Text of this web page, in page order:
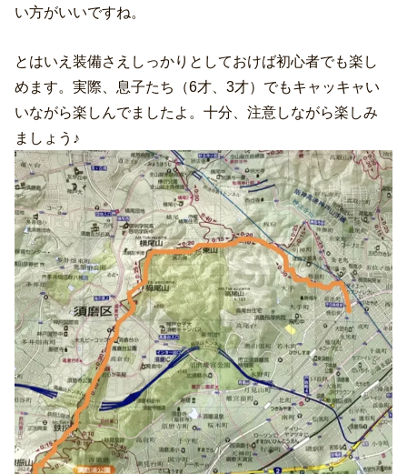
い方がいいですね。
とはいえ装備さえしっかりとしておけば初心者でも楽し
めます。実際、息子たち（6才、3才）でもキャッキャい
いながら楽しんでましたよ。十分、注意しながら楽しみ
ましょう♪